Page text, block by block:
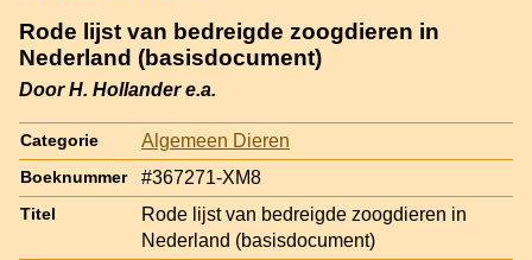
Rode lijst van bedreigde zoogdieren in
Nederland (basisdocument)
Door H. Hollander e.a.
Categorie Algemeen Dieren
Boeknummer #367271-XM8
Titel
Rode lijst van bedreigde zoogdieren in
Nederland (basisdocument)